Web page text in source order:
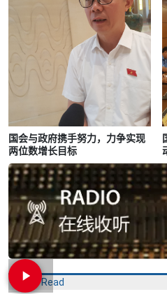
国会与政府携手努力，力争实现
两位数增长目标
Most Read